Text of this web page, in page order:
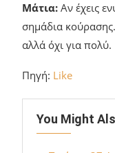
Μάτια: Αν έχεις
σημάδια
αλλά όχι για πολύ.
Πηγή: Like
You Might